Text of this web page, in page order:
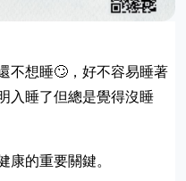
不想睡🙄，好不容易睡著
入睡了但總是覺得沒睡
康的重要關鍵。